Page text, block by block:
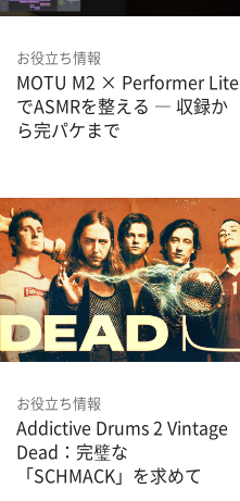
お役立ち情報
MOTU M2 × Performer Lite
でASMRを整える ― 収録か
ら完パケまで
お役立ち情報
Addictive Drums 2 Vintage
Dead：完璧な
「SCHMACK」を求めて